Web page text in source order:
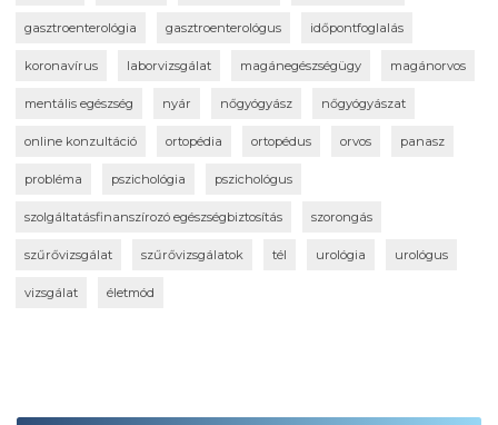
gasztroenterológia gasztroenterológus időpontfoglalás
koronavírus laborvizsgálat magánegészségügy magánorvos
mentális egészség nyár nőgyógyász nőgyógyászat
online konzultáció ortopédia ortopédus orvos panasz
probléma pszichológia pszichológus
szolgáltatásfinanszírozó egészségbiztosítás szorongás
szűrővizsgálat szűrővizsgálatok tél urológia urológus
vizsgálat életmód